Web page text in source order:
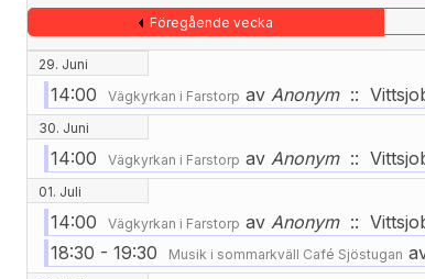
Föregående vecka
29. Juni
14:00 Vägkyrkan i Farstorp av Anonym::
30. Juni
14:00 Vägkyrkan i Farstorp av Anonym::
01. Juli
14:00 Vägkyrkan i Farstorp av Anonym::
18:30 - 19:30
Musik i sommarkväll Café Sjöstugan